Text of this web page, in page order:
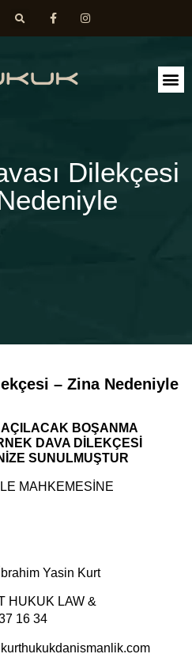
Dilekçesi
– Zina Nedeniyle
BOŞANMA
DAVA DİLEKÇESİ
SUNULMUŞTUR
MAHKEMESİNE
Yasin Kurt
LAW &
16 34